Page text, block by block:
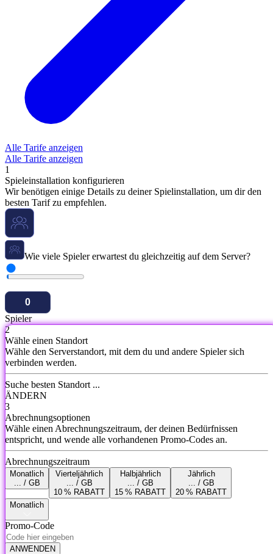
Alle Tarife anzeigen
Alle Tarife anzeigen
1
Spieleinstallation konfigurieren
Wir benötigen einige Details zu deiner Spielinstallation, um dir den
besten Tarif zu empfehlen.
Wie viele Spieler erwartest du gleichzeitig auf dem Server?
Spieler
2
Wähle einen Standort
Wähle den Serverstandort, mit dem du und andere Spieler sich
verbinden werden.
Suche besten Standort ...
ÄNDERN
3
Abrechnungsoptionen
Wähle einen Abrechnungszeitraum, der deinen Bedürfnissen
entspricht, und wende alle vorhandenen Promo-Codes an.
Abrechnungszeitraum
Monatlich
... / GB
Vierteljährlich
... / GB
10 % RABATT
Halbjährlich
... / GB
15 % RABATT
Jährlich
... / GB
20 % RABATT
Monatlich
Promo-Code
ANWENDEN